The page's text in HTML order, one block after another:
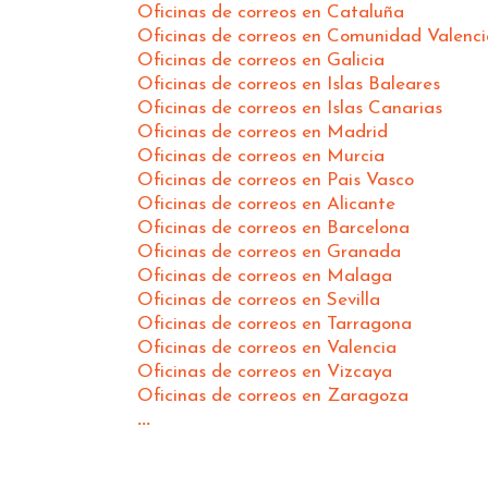
Oficinas de correos en Cataluña
Oficinas de correos en Comunidad
Oficinas de correos en Galicia
Oficinas de correos en Islas Baleares
Oficinas de correos en Islas Canarias
Oficinas de correos en Madrid
Oficinas de correos en Murcia
Oficinas de correos en Pais Vasco
Oficinas de correos en Alicante
Oficinas de correos en Barcelona
Oficinas de correos en Granada
Oficinas de correos en Malaga
Oficinas de correos en Sevilla
Oficinas de correos en Tarragona
Oficinas de correos en Valencia
Oficinas de correos en Vizcaya
Oficinas de correos en Zaragoza
...